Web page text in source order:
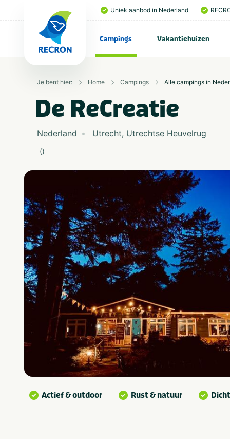
Uniek aanbod in Nederland
Campings Vakantiehuizen
Je bent hier: Home Campings Alle campings in
De ReCreatie
Nederland Utrecht, Utrechtse Heuvelrug
()
Actief & outdoor Rust & natuur